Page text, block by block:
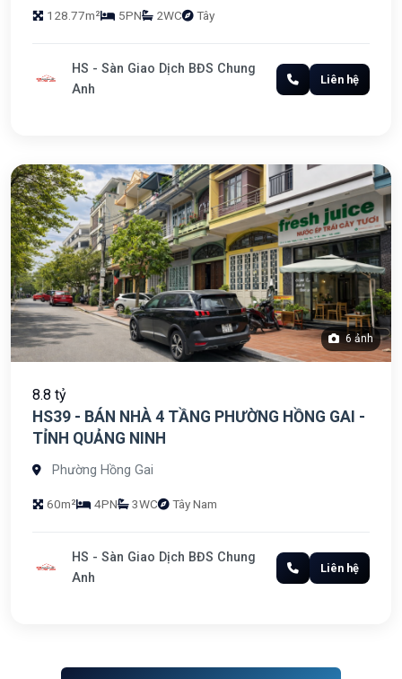
128.77m² 5PN 2WC Tây
HS - Sàn Giao Dịch BĐS Chung
Anh
Liên hệ
6 ảnh
8.8 tỷ
HS39 - BÁN NHÀ 4 TẦNG PHƯỜNG HỒNG GAI -
TỈNH QUẢNG NINH
Phường Hồng Gai
60m² 4PN 3WC Tây Nam
HS - Sàn Giao Dịch BĐS Chung
Anh
Liên hệ